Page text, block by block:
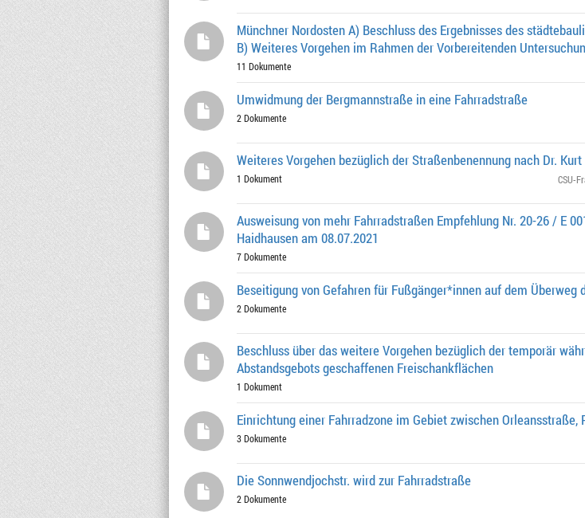
Münchner Nordosten A) Beschluss des Ergebnisses des
B) Weiteres Vorgehen im Rahmen der Vorbereitenden
11 Dokumente
Umwidmung der Bergmannstraße in eine Fahrradstraße
2 Dokumente
Weiteres Vorgehen bezüglich der Straßenbenennung nach Dr.
1 Dokument CSU-
Ausweisung von mehr Fahrradstraßen Empfehlung Nr. 20-26 / E
Haidhausen am 08.07.2021
7 Dokumente
Beseitigung von Gefahren für Fußgänger*innen auf dem Überweg
2 Dokumente
Beschluss über das weitere Vorgehen bezüglich der temporär
Abstandsgebots geschaffenen Freischankflächen
1 Dokument
Einrichtung einer Fahrradzone im Gebiet zwischen
3 Dokumente
Die Sonnwendjochstr. wird zur Fahrradstraße
2 Dokumente